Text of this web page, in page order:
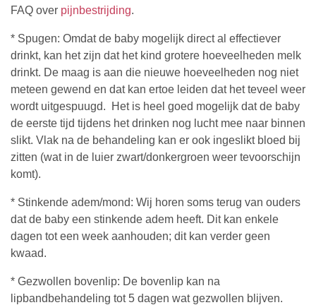
FAQ over pijnbestrijding.
* Spugen: Omdat de baby mogelijk direct al effectiever
drinkt, kan het zijn dat het kind grotere hoeveelheden melk
drinkt. De maag is aan die nieuwe hoeveelheden nog niet
meteen gewend en dat kan ertoe leiden dat het teveel weer
wordt uitgespuugd. Het is heel goed mogelijk dat de baby
de eerste tijd tijdens het drinken nog lucht mee naar binnen
slikt. Vlak na de behandeling kan er ook ingeslikt bloed bij
zitten (wat in de luier zwart/donkergroen weer tevoorschijn
komt).
* Stinkende adem/mond: Wij horen soms terug van ouders
dat de baby een stinkende adem heeft. Dit kan enkele
dagen tot een week aanhouden; dit kan verder geen
kwaad.
* Gezwollen bovenlip: De bovenlip kan na
lipbandbehandeling tot 5 dagen wat gezwollen blijven.